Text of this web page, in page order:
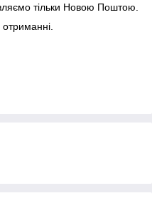
тільки Новою Поштою.